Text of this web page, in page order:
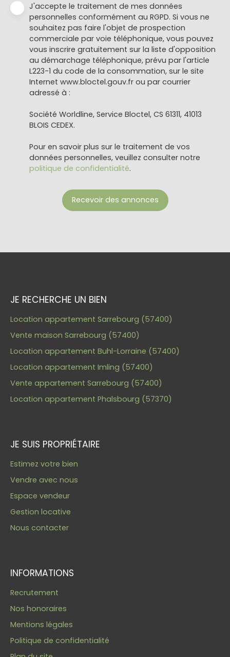
J'accepte le traitement de mes données
personnelles conformément au RGPD. Si vous ne
souhaitez pas faire l'objet de prospection
commerciale par voie téléphonique, vous pouvez
vous inscrire gratuitement sur la liste d'opposition
au démarchage téléphonique, prévu par l'article
L223-1 du code de la consommation, sur le site
Internet www.bloctel.gouv.fr ou par courrier
adressé à :
Société Worldline, Service Bloctel, CS 61311, 41013
BLOIS CEDEX.
Pour en savoir plus sur le traitement de vos
données personnelles, veuillez consulter notre
politique de confidentialité.
Recevoir des annonces
JE RECHERCHE UN BIEN
Location appartement Sarrebourg (57400)
Vente maison Sarrebourg (57400)
Location appartement Buhl-Lorraine (57400)
Location appartement Imling (57400)
Vente appartement Sarrebourg (57400)
Location appartement Phalsbourg (57370)
JE SUIS PROPRIÉTAIRE
Estimez votre bien
Vendre avec nous
Espace vendeur
Gestion locative
Nous contacter
INFORMATIONS
Recrutement
Nos honoraires
Mentions légales
Politique de confidentialité